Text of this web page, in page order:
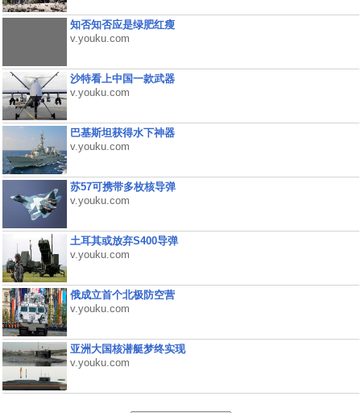
知否知否应是绿肥红瘦
v.youku.com
沙特看上中国一款武器
v.youku.com
巴基斯坦获得水下神器
v.youku.com
苏57可携带多枚核导弹
v.youku.com
土耳其或放弃S400导弹
v.youku.com
俄成立首个北极防空营
v.youku.com
亚洲大国核潜艇梦终实现
v.youku.com